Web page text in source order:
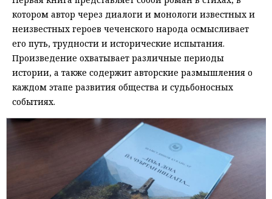
котором автор через диалоги и монологи известных и
неизвестных героев чеченского народа осмысливает
его путь, трудности и исторические испытания.
Произведение охватывает различные периоды
истории, а также содержит авторские размышления о
каждом этапе развития общества и судьбоносных
событиях.